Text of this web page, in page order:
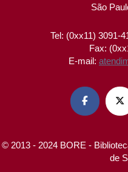
São
Tel: (0xx11) 3091-
Fax:
E-mail:
 
© 2013 - 2024 BORE -
de